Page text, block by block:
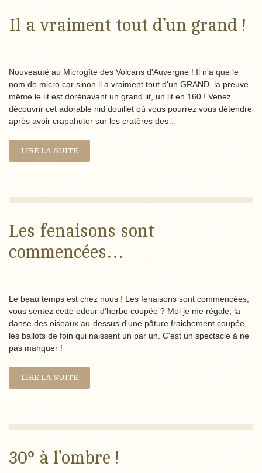
Il a vraiment tout d’un grand !
Nouveauté au Microgîte des Volcans d'Auvergne ! Il n'a que le
nom de micro car sinon il a vraiment tout d'un GRAND, la preuve
même le lit est dorénavant un grand lit, un lit en 160 ! Venez
découvrir cet adorable nid douillet où vous pourrez vous détendre
après avoir crapahuter sur les cratères des…
LIRE LA SUITE
Les fenaisons sont
commencées…
Le beau temps est chez nous ! Les fenaisons sont commencées,
vous sentez cette odeur d'herbe coupée ? Moi je me régale, la
danse des oiseaux au-dessus d'une pâture fraichement coupée,
les ballots de foin qui naissent un par un. C'est un spectacle à ne
pas manquer !
LIRE LA SUITE
30° à l’ombre !